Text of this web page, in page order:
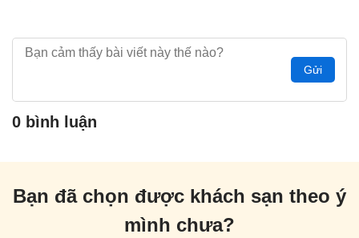
Gửi
0 bình luận
Bạn đã chọn được khách sạn theo ý
mình chưa?